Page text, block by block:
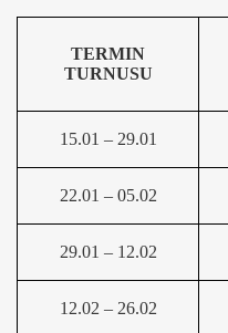
TERMIN
TURNUSU
15.01 – 29.01
22.01 – 05.02
29.01 – 12.02
12.02 – 26.02